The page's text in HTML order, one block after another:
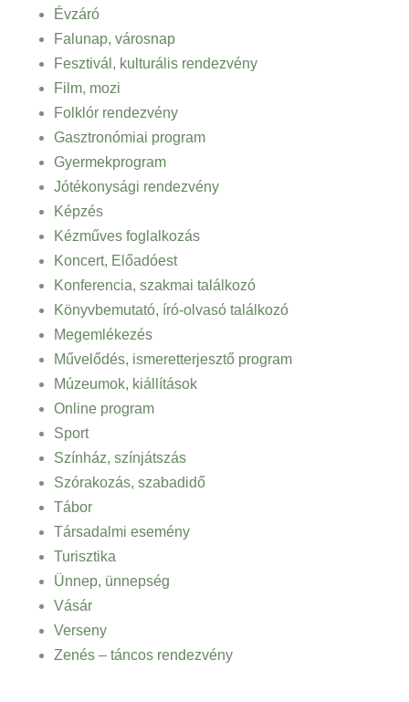
Évzáró
Falunap, városnap
Fesztivál, kulturális rendezvény
Film, mozi
Folklór rendezvény
Gasztronómiai program
Gyermekprogram
Jótékonysági rendezvény
Képzés
Kézműves foglalkozás
Koncert, Előadóest
Konferencia, szakmai találkozó
Könyvbemutató, író-olvasó találkozó
Megemlékezés
Művelődés, ismeretterjesztő program
Múzeumok, kiállítások
Online program
Sport
Színház, színjátszás
Szórakozás, szabadidő
Tábor
Társadalmi esemény
Turisztika
Ünnep, ünnepség
Vásár
Verseny
Zenés – táncos rendezvény